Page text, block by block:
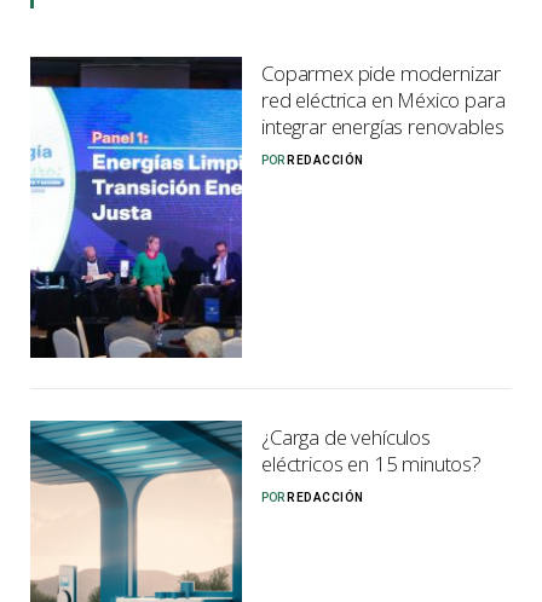
Coparmex pide modernizar
red eléctrica en México para
integrar energías renovables
POR REDACCIÓN
¿Carga de vehículos
eléctricos en 15 minutos?
POR REDACCIÓN